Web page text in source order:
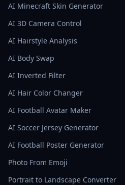
AI Minecraft Skin Generator
AI 3D Camera Control
AI Hairstyle Analysis
AI Body Swap
AI Inverted Filter
AI Hair Color Changer
AI Football Avatar Maker
AI Soccer Jersey Generator
AI Football Poster Generator
Photo From Emoji
Portrait to Landscape Converter